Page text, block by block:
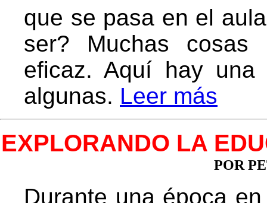
que se pasa en el
ser? Muchas cosas
eficaz. Aquí hay una
algunas. Leer más
EXPLORANDO LA
POR
Durante una época